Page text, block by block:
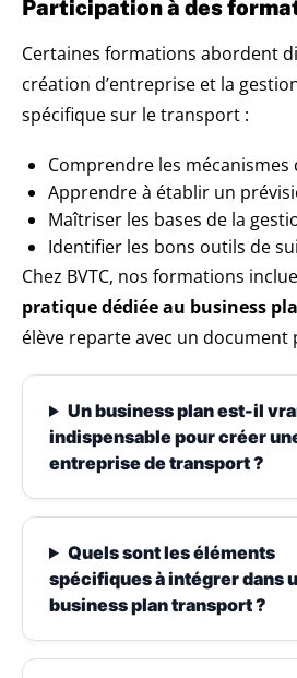
Participation à des
Certaines formations abordent
création d’entreprise et la
spécifique sur le transport :
Comprendre les
Apprendre à établir un
Maîtriser les bases de la
Identifier les bons outils de
Chez BVTC, nos formations
pratique dédiée au business
élève reparte avec un document
Un business plan est-il
indispensable pour créer
entreprise de transport ?
Quels sont les éléments
spécifiques à intégrer dans
business plan transport ?